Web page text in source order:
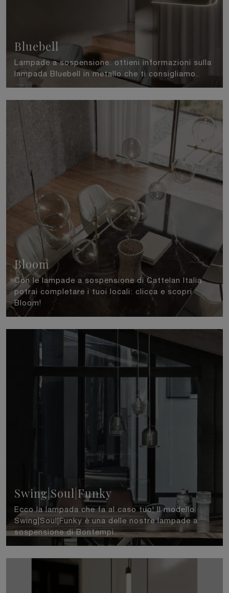
Bluebell
Lampade a sospensione: ottieni informazioni sulla
lampada Bluebell in metallo che ti consigliamo.
Bloom
Con le lampade a sospensione di Cattelan Italia
potrai completare i tuoi locali: clicca e scopri
Bloom!
Swing|Soul|Funky
Ecco la lampada che fa al caso tuo! Il modello
Swing|Soul|Funky è una delle nostre lampade a
sospensione di Bontempi.